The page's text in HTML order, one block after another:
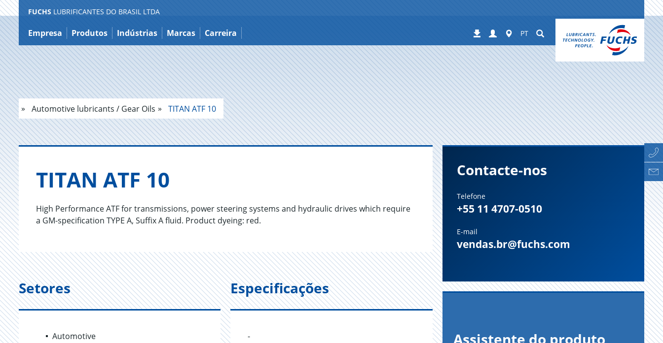
Ir
para
o
conteúdo
FUCHS LUBRIFICANTES DO BRASIL LTDA
Empresa Produtos Indústrias Marcas Carreira Downloads
Login Worldwide
PT Suchen
Automotive lubricants / Gear Oils TITAN ATF 10
TITAN ATF 10
High Performance ATF for transmissions, power steering systems and hydraulic drives which require
a GM-specification TYPE A, Suffix A fluid. Product dyeing: red.
Setores
Automotive
Especificações
-
Contacte-nos
Telefone
+55 11 4707-0510
E-mail
vendas.br@fuchs.com
Assistente do produto